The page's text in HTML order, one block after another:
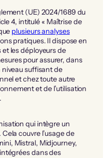
(UE) 2024/1689 du
4, intitulé « Maîtrise de
plusieurs analyses
pratiques. Il dispose en
les déployeurs de
pour assurer, dans
niveau suffisant de
et chez toute autre
et de l’utilisation
qui intègre un
couvre l’usage de
Mistral, Midjourney,
dans des